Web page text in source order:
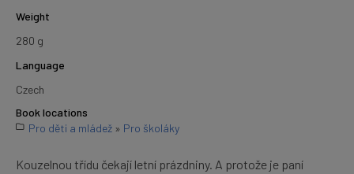
Weight
280 g
Language
Czech
Book locations
Pro děti a mládež » Pro školáky
Kouzelnou třídu čekají letní prázdniny. A protože je paní